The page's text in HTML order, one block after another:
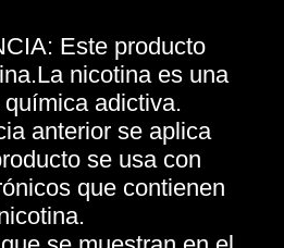
Este producto
nicotina es una
adictiva.
anterior se aplica
se usa con
que contienen